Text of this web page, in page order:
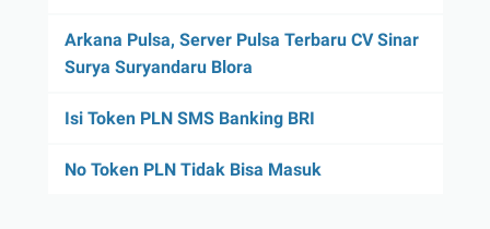
Arkana Pulsa, Server Pulsa Terbaru CV Sinar
Surya Suryandaru Blora
Isi Token PLN SMS Banking BRI
No Token PLN Tidak Bisa Masuk